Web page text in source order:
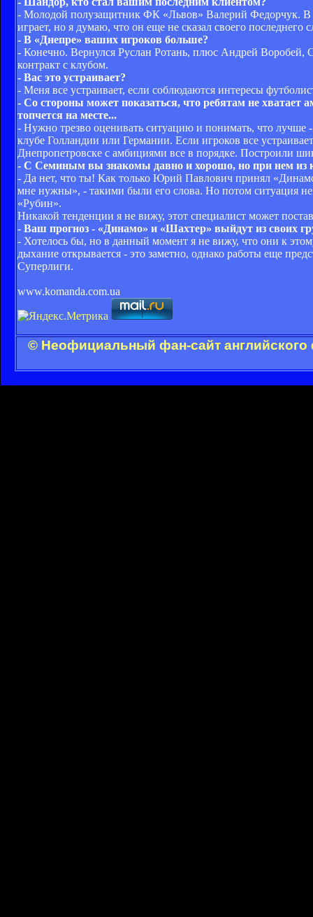
- Молодой полузащитник ФК «Львов» Валерий Федорчук. В
играет, но я думаю, что он еще не сказал своего последнего
- В «Днепре» ваших игроков больше?
- Конечно. Вернулся Руслан Ротань, плюс Андрей Воробей,
контракт с клубом.
- Вас это устраивает?
- Меня все устраивает, если соблюдаются интересы
- Со стороны может показаться, что ребятам не
топчется на месте...
- Нужно трезво оценивать ситуацию и понимать, что лучше
клубе Голландии или Германии. Если игроков все
Днепропетровске с амбициями все в порядке. Построили
- С Семиным вы знакомы давно и хорошо, но при нем из
- Да нет, что ты! Как только Юрий Павлович принял
мне нужны», - такими были его слова. Но потом ситуация
«Рубин».
Никакой тенденции я не вижу, этот специалист может
- Ваш прогноз - «Динамо» и «Шахтер» выйдут из своих
- Хотелось бы, но в данный момент я не вижу, что они к
дыхание открывается - это заметно, однако работы еще
Суперлиги.
www.komanda.com.ua
© Неофициальный фан-сайт английского